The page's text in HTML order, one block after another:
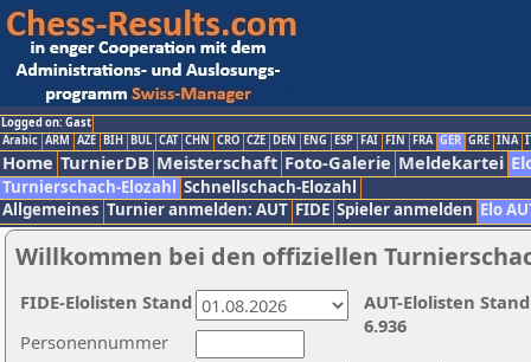
Logged on: Gast
Arabic ARM AZE BIH BUL CAT CHN CRO CZE DEN ENG ESP FAI FIN FRA GER GRE INA
Home TurnierDB Meisterschaft Foto-Galerie Meldekartei
Turnierschach-Elozahl Schnellschach-Elozahl
Allgemeines Turnier anmelden: AUT FIDE Spieler anmelden Elo
Willkommen bei den offiziellen
Personennummer
AUT-Elolisten
6.936
FIDE-Elolisten Stand